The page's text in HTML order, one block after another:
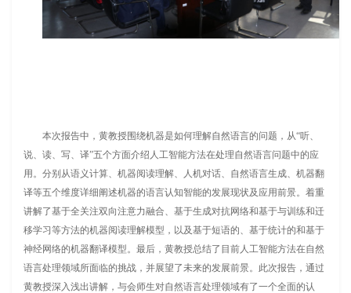
本次报告中，黄教授围绕机器是如何理解自然语言的问题，从“听、
说、读、写、译”五个方面介绍人工智能方法在处理自然语言问题中的应
用。分别从语义计算、机器阅读理解、人机对话、自然语言生成、机器翻
译等五个维度详细阐述机器的语言认知智能的发展现状及应用前景。着重
讲解了基于全关注双向注意力融合、基于生成对抗网络和基于与训练和迁
移学习等方法的机器阅读理解模型，以及基于短语的、基于统计的和基于
神经网络的机器翻译模型。最后，黄教授总结了目前人工智能方法在自然
语言处理领域所面临的挑战，并展望了未来的发展前景。此次报告，通过
黄教授深入浅出讲解，与会师生对自然语言处理领域有了一个全面的认